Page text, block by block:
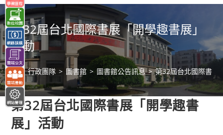
內
容 第32屆台北國際書展「開學趣書展」
活動
> 行政團隊 > 圖書館 > 圖書館公告訊息 > 第32屆台北國際書展
第32屆台北國際書展「開學趣書
展」活動